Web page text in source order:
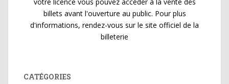
billets avant l'ouverture au public. Pour plus
d'informations, rendez-vous sur le site officiel de la
billeterie
CATÉGORIES